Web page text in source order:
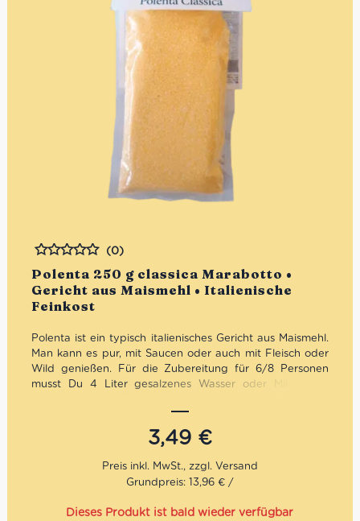
Polenta 250 g classica Marabotto •
Gericht aus Maismehl • Italienische
Feinkost
Bewertet
(0)
Polenta ist ein typisch italienisches Gericht aus Maismehl.
Man kann es pur, mit Saucen oder auch mit Fleisch oder
Wild genießen. Für die Zubereitung für 6/8 Personen
musst Du 4 Liter gesalzenes Wasser oder Milch zum
unter Rühren garen. Für mehr Konsistenz musst Du nur
die Garzeit erhöhen – Buon appetito!
3,49 €
Grundpreis: 13,96 € /
Dieses Produkt ist bald wieder verfügbar